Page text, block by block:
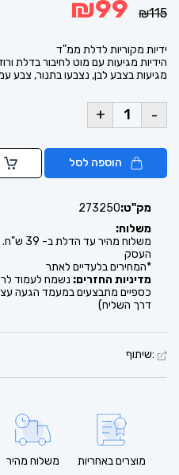
₪115
המקורי
₪99
ידיות מקוריות לדלת ממ"ד
הידיות מגיעות עם מוט לחיבור בדלת
מגיעות בצבע לבן, נצבעו בתנור, צבע
-
+
הוספה לסל
מק"ט:273250
משלוח:
העסק
*המחירים בלעדיים לאתר
מדיניות החזרים: נשמח לעמוד
כספיים מתבצעים במעמד הגעה
דרך השליח)
:שיתוף
מוצרים באחריות משלוח מהיר